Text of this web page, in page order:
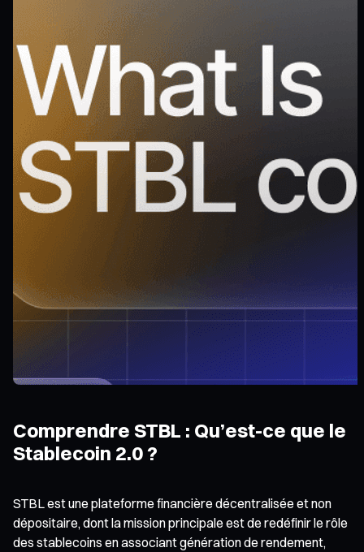
Comprendre STBL : Qu’est-ce que le
Stablecoin 2.0 ?
STBL est une plateforme financière décentralisée et non
dépositaire, dont la mission principale est de redéfinir le rôle
des stablecoins en associant génération de rendement,